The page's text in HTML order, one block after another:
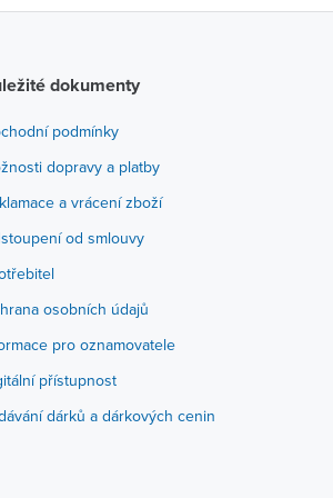
dokumenty
podmínky
dopravy a platby
a vrácení zboží
od smlouvy
osobních údajů
pro oznamovatele
přístupnost
dárků a dárkových cenin